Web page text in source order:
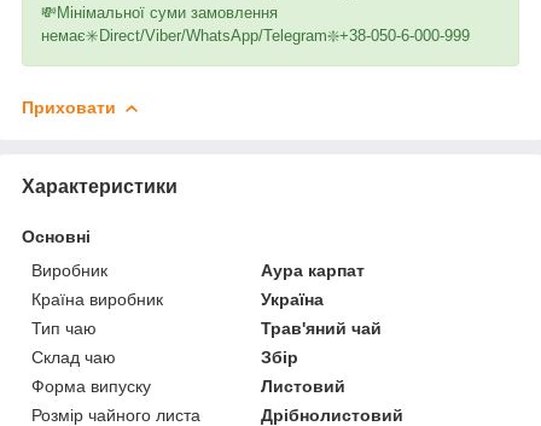
💸Мінімальної суми замовлення
немає✳️Direct/Viber/WhatsApp/Telegram❇️+38-050-6-000-999
Приховати
Характеристики
Основні
Виробник
Аура карпат
Країна виробник
Україна
Тип чаю
Трав'яний чай
Склад чаю
Збір
Форма випуску
Листовий
Розмір чайного листа
Дрібнолистовий